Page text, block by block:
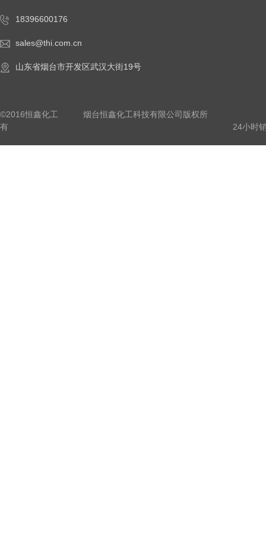
18396600176
sales@thi.com.cn
山东省烟台市开发区武汉大街19号
©2016恒鑫化工 烟台恒鑫化工科技有限公司版权所
有 24小时销售热线：